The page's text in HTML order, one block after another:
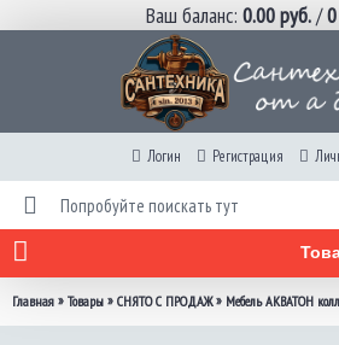
Ваш баланс: 0.00 руб./0
Логин Регистрация
Главная » Товары » СНЯТО С ПРОДАЖ » Мебель АКВАТОН